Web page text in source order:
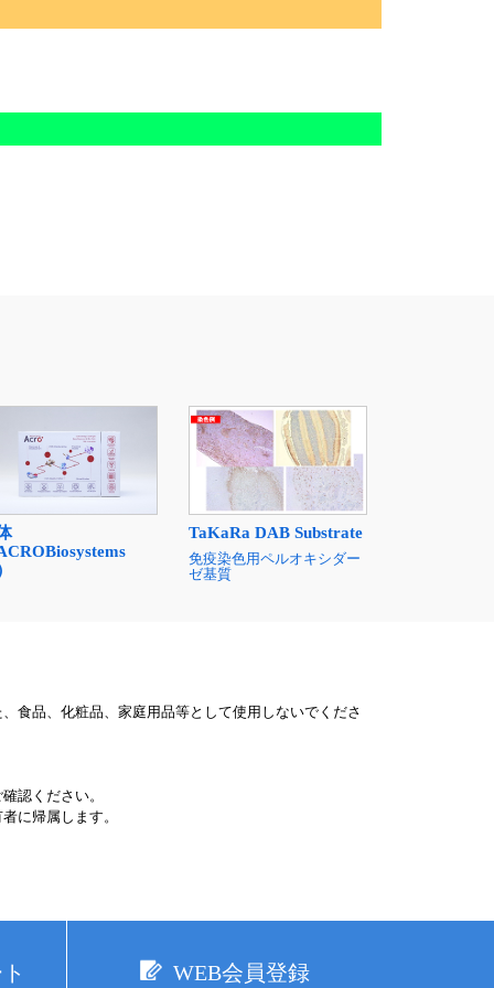
ACROBiosystems
TaKaRa DAB Substrate
免疫染色用ペルオキシダー
ゼ基質
食品、化粧品、家庭用品等として使用しないでくださ
認ください。
に帰属します。
WEB会員登録